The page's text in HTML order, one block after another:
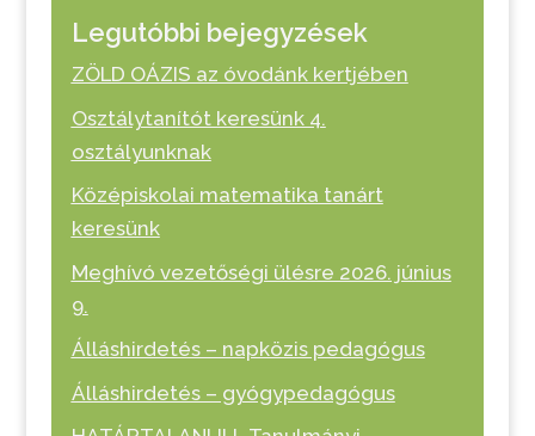
Legutóbbi bejegyzések
ZÖLD OÁZIS az óvodánk kertjében
Osztálytanítót keresünk 4.
osztályunknak
Középiskolai matematika tanárt
keresünk
Meghívó vezetőségi ülésre 2026. június
9.
Álláshirdetés – napközis pedagógus
Álláshirdetés – gyógypedagógus